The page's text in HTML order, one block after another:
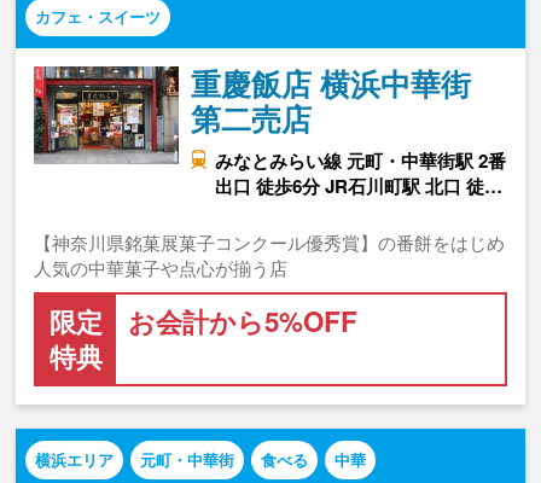
カフェ・スイーツ
重慶飯店 横浜中華街
第二売店
みなとみらい線 元町・中華街駅 2番
出口 徒歩6分 JR石川町駅 北口 徒…
【神奈川県銘菓展菓子コンクール優秀賞】の番餅をはじめ
人気の中華菓子や点心が揃う店
限定
特典
お会計から5%OFF
横浜エリア 元町・中華街 食べる 中華